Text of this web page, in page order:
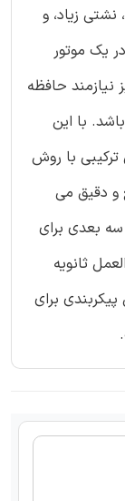
نشتی زیاد، و
یک موتور
حافظه
با این
با روش
و دقیق می
باشد. براساس این روش، تحلیل های FEM سه بعدی برای
ثانویه
برای